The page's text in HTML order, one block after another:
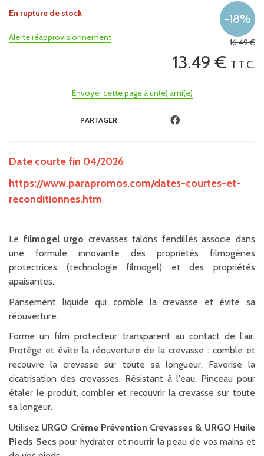
16.49€
13.49 € T.T.C.
En rupture de stock
Alerte réapprovisionnement
Envoyer cette page à un(e) ami(e)
PARTAGER
Date courte fin 04/2026
https://www.parapromos.com/dates-courtes-et-
reconditionnes.htm
Le filmogel urgo crevasses talons fendillés associe dans
une formule innovante des propriétés filmogènes
protectrices (technologie filmogel) et des propriétés
apaisantes.
Pansement liquide qui comble la crevasse et évite sa
réouverture.
Forme un film protecteur transparent au contact de l'air.
Protège et évite la réouverture de la crevasse : comble et
recouvre la crevasse sur toute sa longueur. Favorise la
cicatrisation des crevasses. Résistant à l'eau. Pinceau pour
étaler le produit, combler et recouvrir la crevasse sur toute
sa longeur.
Utilisez URGO Crème Prévention Crevasses & URGO Huile
Pieds Secs pour hydrater et nourrir la peau de vos mains et